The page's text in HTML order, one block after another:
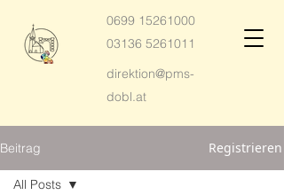
0699 15261000
03136 5261011
direktion@pms-
dobl.at
Beitrag Registrieren
All Posts